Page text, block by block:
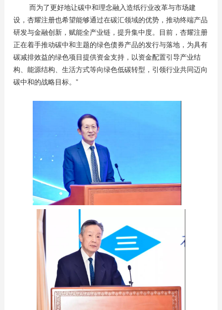
而为了更好地让碳中和理念融入造纸行业改革与市场建
设，杏耀注册也希望能够通过在碳汇领域的优势，推动终端产品
研发与金融创新，赋能全产业链，提升集中度。目前，杏耀注册
正在着手推动碳中和主题的绿色债券产品的发行与落地，为具有
碳减排效益的绿色项目提供资金支持，以资金配置引导产业结
构、能源结构、生活方式等向绿色低碳转型，引领行业共同迈向
碳中和的战略目标。”